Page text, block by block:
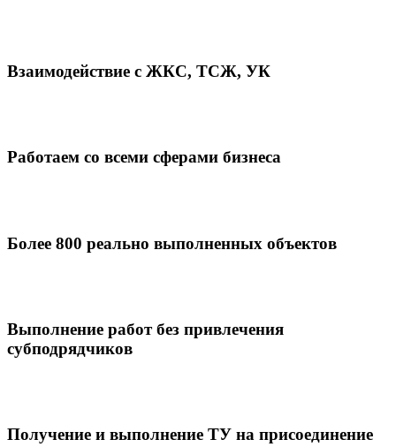
Взаимодействие с ЖКС, ТСЖ, УК
Работаем со всеми сферами бизнеса
Более 800 реально выполненных объектов
Выполнение работ без привлечения
субподрядчиков
Получение и выполнение ТУ на присоединение